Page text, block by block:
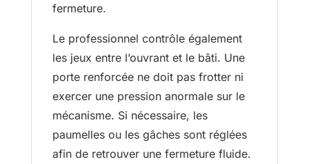
fermeture.
Le professionnel contrôle également
les jeux entre l’ouvrant et le bâti. Une
porte renforcée ne doit pas frotter ni
exercer une pression anormale sur le
mécanisme. Si nécessaire, les
paumelles ou les gâches sont réglées
afin de retrouver une fermeture fluide.